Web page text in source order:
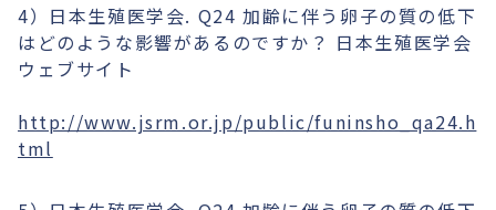
4）日本生殖医学会. Q24 加齢に伴う卵子の質の低下
はどのような影響があるのですか？ 日本生殖医学会
ウェブサイト
http://www.jsrm.or.jp/public/funinsho_qa24.h
tml